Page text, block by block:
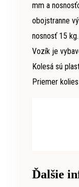
mm a
obojstranne
nosnosť 15
Vozík je
Kolesá sú
Priemer
Ďalšie